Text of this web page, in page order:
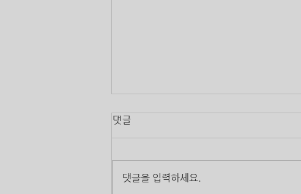
댓글
댓글을 입력하세요.